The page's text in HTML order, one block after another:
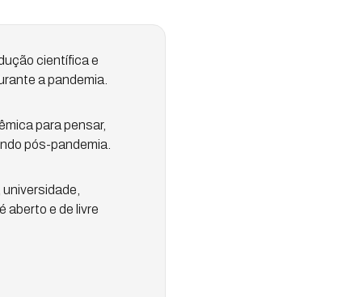
científica e
a pandemia.
para pensar,
pós-pandemia.
aberto e de livre